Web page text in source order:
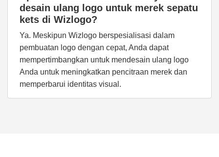
desain ulang logo untuk merek sepatu
kets di Wizlogo?
Ya. Meskipun Wizlogo berspesialisasi dalam
pembuatan logo dengan cepat, Anda dapat
mempertimbangkan untuk mendesain ulang logo
Anda untuk meningkatkan pencitraan merek dan
memperbarui identitas visual.